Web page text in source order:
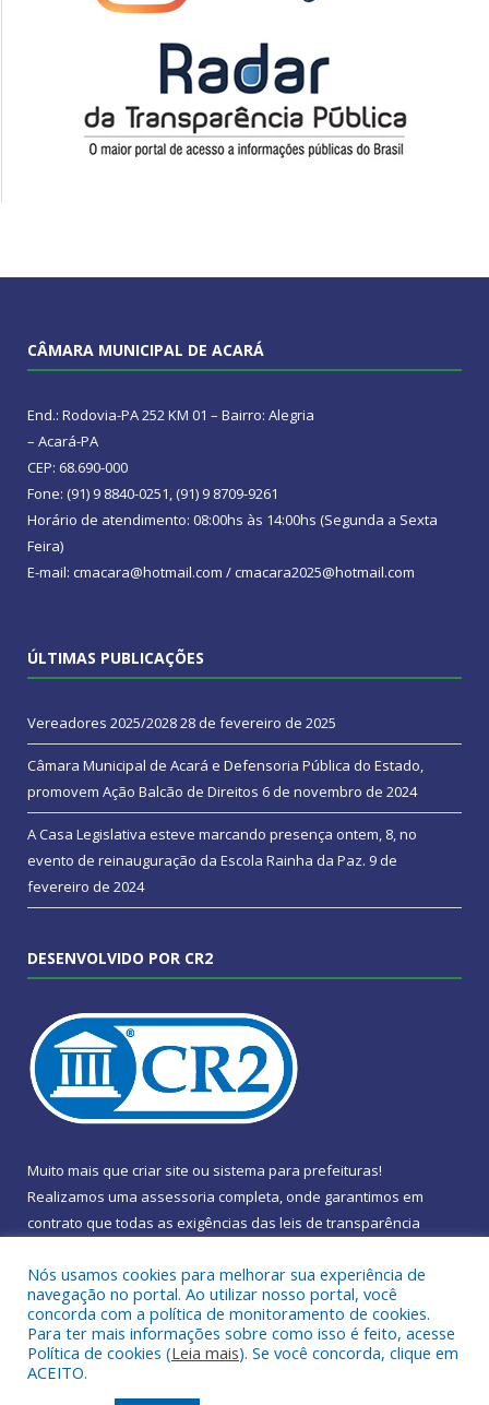
CÂMARA MUNICIPAL DE ACARÁ
End.: Rodovia-PA 252 KM 01 – Bairro: Alegria
– Acará-PA
CEP: 68.690-000
Fone: (91) 9 8840-0251, (91) 9 8709-9261
Horário de atendimento: 08:00hs às 14:00hs (Segunda a Sexta
Feira)
E-mail: cmacara@hotmail.com / cmacara2025@hotmail.com
ÚLTIMAS PUBLICAÇÕES
Vereadores 2025/202828 de fevereiro de 2025
Câmara Municipal de Acará e Defensoria Pública do Estado,
promovem Ação Balcão de Direitos 6 de novembro de 2024
A Casa Legislativa esteve marcando presença ontem, 8, no
evento de reinauguração da Escola Rainha da Paz. 9 de
fevereiro de 2024
DESENVOLVIDO POR CR2
Muito mais que criar site ou sistema para prefeituras!
Realizamos uma assessoria completa, onde garantimos em
contrato que todas as exigências das leis de transparência
Conheça oPNTPe oRadar da Transparência Pública
Nós usamos cookies para melhorar sua experiência de
navegação no portal. Ao utilizar nosso portal, você
concorda com a política de monitoramento de cookies.
Para ter mais informações sobre como isso é feito, acesse
Política de cookies (Leia mais). Se você concorda, clique em
ACEITO.